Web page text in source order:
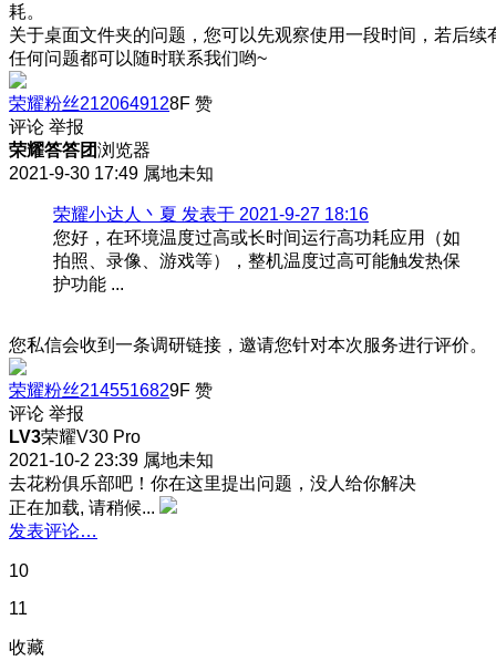
耗。
关于桌面文件夹的问题，您可以先观察使用一段时间，若后续
任何问题都可以随时联系我们哟~
荣耀粉丝2120649128F 赞
评论 举报
荣耀答答团浏览器
2021-9-30 17:49 属地未知
荣耀小达人丶夏 发表于 2021-9-27 18:16
您好，在环境温度过高或长时间运行高功耗应用（如
拍照、录像、游戏等），整机温度过高可能触发热保
护功能 ...
您私信会收到一条调研链接，邀请您针对本次服务进行评价。
荣耀粉丝2145516829F 赞
评论 举报
LV3荣耀V30 Pro
2021-10-2 23:39 属地未知
去花粉俱乐部吧！你在这里提出问题，没人给你解决
正在加载, 请稍候...
发表评论…
10
11
收藏